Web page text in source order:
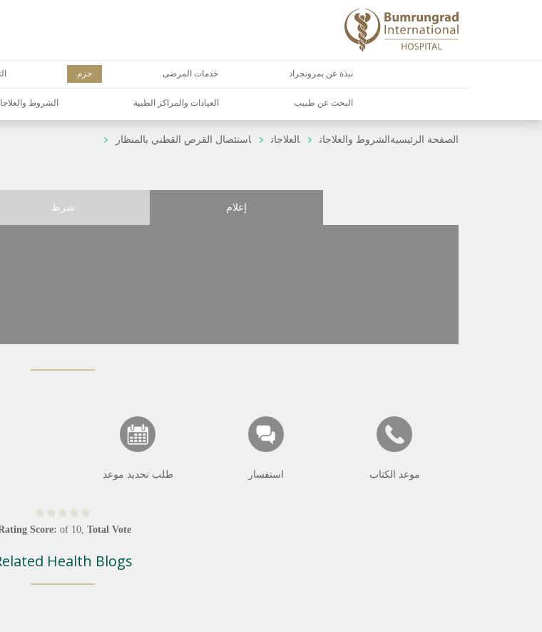
نبذة عن بمرونجراد خدمات المرضى حزم
البحث عن طبيب العيادات والمراكز الطبية الشروط
الصفحة الرئيسية الشروط والعلاجات العلاجات استئصال القرص القطني بالمنظار
إعلام شرط
موعد الكتاب استفسار طلب تحديد موعد
Score: of 10 Total Vote:
Health Blogs